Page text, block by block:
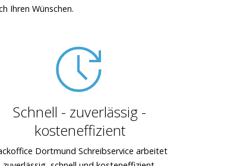
Ihren Wünschen.
Schnell - zuverlässig -
kosteneffizient
Dortmund Schreibservice arbeitet